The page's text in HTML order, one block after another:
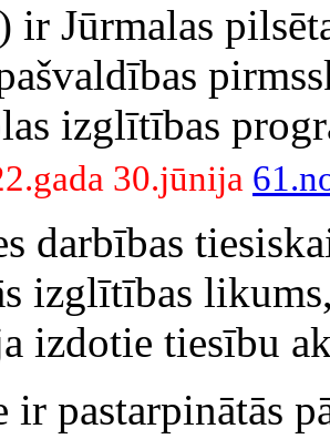
ir Jūrmalas
izglītības
30.jūnija
darbības
izglītības
izdotie tiesību
ir pastarpinātās